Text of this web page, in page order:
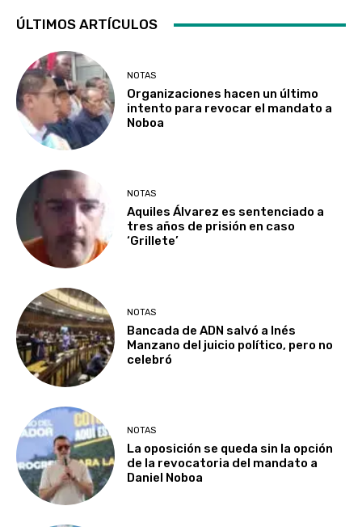
ÚLTIMOS ARTÍCULOS
NOTAS
Organizaciones hacen un último
intento para revocar el mandato a
Noboa
NOTAS
Aquiles Álvarez es sentenciado a
tres años de prisión en caso
‘Grillete’
NOTAS
Bancada de ADN salvó a Inés
Manzano del juicio político, pero no
celebró
NOTAS
La oposición se queda sin la opción
de la revocatoria del mandato a
Daniel Noboa